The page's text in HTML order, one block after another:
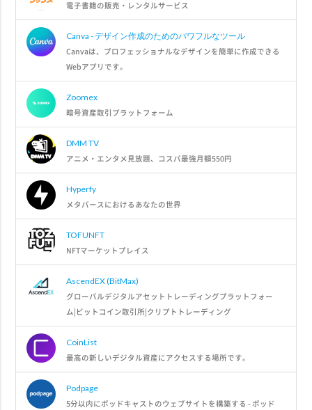
電子書籍の販売・レンタルサービス
Canva - デザイン作成のためのパワフルなツール
Canvaは、プロフェッショナルなデザインを簡単に作成できる
Webアプリです。
Zoomex
暗号資産取引プラットフォーム
DMM TV
アニメ・エンタメ見放題、コスパ最強月額550円
Hyperfy
メタバースにおけるあなたの世界
TOFUNFT
NFTマーケットプレイス
AscendEX (BitMax)
グローバルデジタルアセットトレーディングプラットフォー
ム|ビットコイン取引所|クリプトトレーディング
CoinList
最高の新しいデジタル資産にアクセスする場所です。
Podpage
5分以内にポッドキャストのウェブサイトを構築する - ポッド